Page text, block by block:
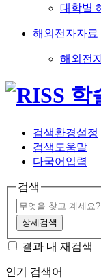
대학별
해외전자자료
해외전
검색환경설정
검색도움말
다국어입력
검색
상세검색
결과 내 재검색
인기 검색어